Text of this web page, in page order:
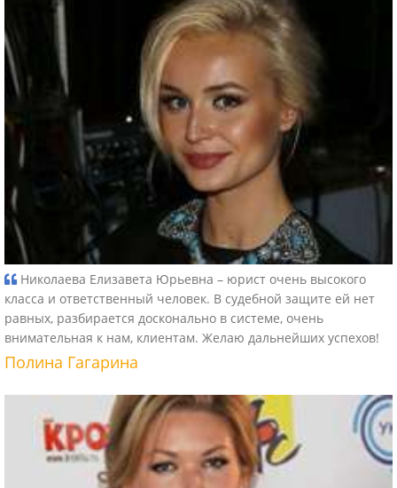
Николаева Елизавета Юрьевна – юрист очень высокого
класса и ответственный человек. В судебной защите ей нет
равных, разбирается досконально в системе, очень
внимательная к нам, клиентам. Желаю дальнейших успехов!
Полина Гагарина